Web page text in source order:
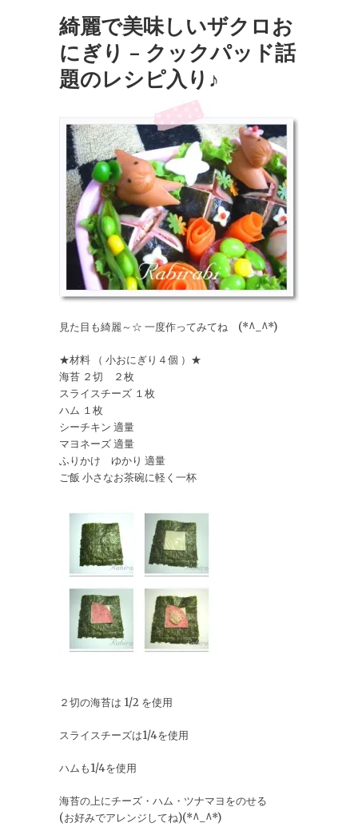
綺麗で美味しいザクロお
にぎり – クックパッド話
題のレシピ入り♪
見た目も綺麗～☆ 一度作ってみてね (*^_^*)
★材料 （ 小おにぎり４個 ）★
海苔 ２切 ２枚
スライスチーズ １枚
ハム １枚
シーチキン 適量
マヨネーズ 適量
ふりかけ ゆかり 適量
ご飯 小さなお茶碗に軽く一杯
２切の海苔は 1/2 を使用
スライスチーズは1/4を使用
ハムも1/4を使用
海苔の上にチーズ・ハム・ツナマヨをのせる
(お好みでアレンジしてね)(*^_^*)